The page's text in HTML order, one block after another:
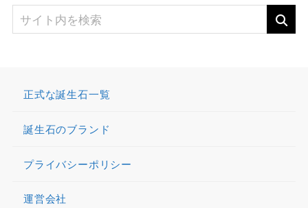
正式な誕生石一覧
誕生石のブランド
プライバシーポリシー
運営会社